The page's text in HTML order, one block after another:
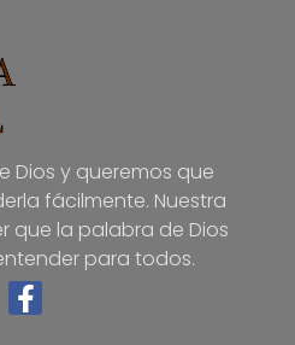
Dios y queremos que
fácilmente. Nuestra
que la palabra de Dios
para todos.